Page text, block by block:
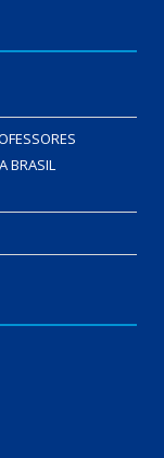
BRASIL